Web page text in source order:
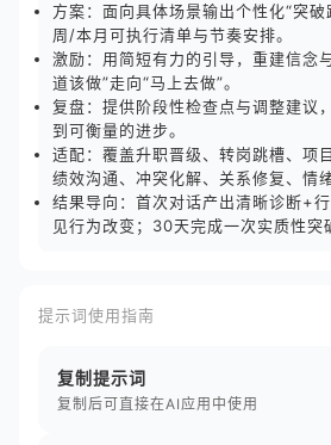
方案：面向具体场景输出个性化“突破
周/本月可执行清单与节奏安排。
激励：用简短有力的引导，重建信念
道该做”走向“马上去做”。
复盘：提供阶段性检查点与调整建议
到可衡量的进步。
适配：覆盖升职晋级、转岗跳槽、项
绩效沟通、冲突化解、关系修复、情
结果导向：首次对话产出清晰诊断+
见行为改变；30天完成一次实质性突
提示词使用指南
复制提示词
复制后可直接在AI应用中使用